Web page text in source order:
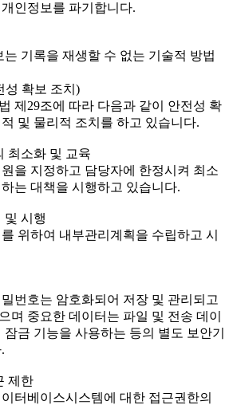
인정보를 파기합니다.
기록을 재생할 수 없는 기술적 방법
성 확보 조치)
제29조에 따라 다음과 같이 안전성 확
및 물리적 조치를 하고 있습니다.
최소화 및 교육
을 지정하고 담당자에 한정시켜 최소
는 대책을 시행하고 있습니다.
시행
위하여 내부관리계획을 수립하고 시
번호는 암호화되어 저장 및 관리되고
며 중요한 데이터는 파일 및 전송 데이
금 기능을 사용하는 등의 별도 보안기
제한
터베이스시스템에 대한 접근권한의